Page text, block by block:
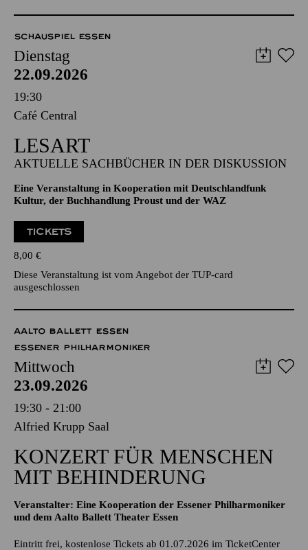
SCHAUSPIEL ESSEN
Dienstag
22.09.2026
19:30
Café Central
LESART
AKTUELLE SACHBÜCHER IN DER DISKUSSION
Eine Veranstaltung in Kooperation mit Deutschlandfunk
Kultur, der Buchhandlung Proust und der WAZ
TICKETS
8,00 €
Diese Veranstaltung ist vom Angebot der TUP-card
ausgeschlossen
AALTO BALLETT ESSEN
ESSENER PHILHARMONIKER
Mittwoch
23.09.2026
19:30 - 21:00
Alfried Krupp Saal
KONZERT FÜR MENSCHEN
MIT BEHINDERUNG
Veranstalter: Eine Kooperation der Essener Philharmoniker
und dem Aalto Ballett Theater Essen
Eintritt frei, kostenlose Tickets ab 01.07.2026 im TicketCenter